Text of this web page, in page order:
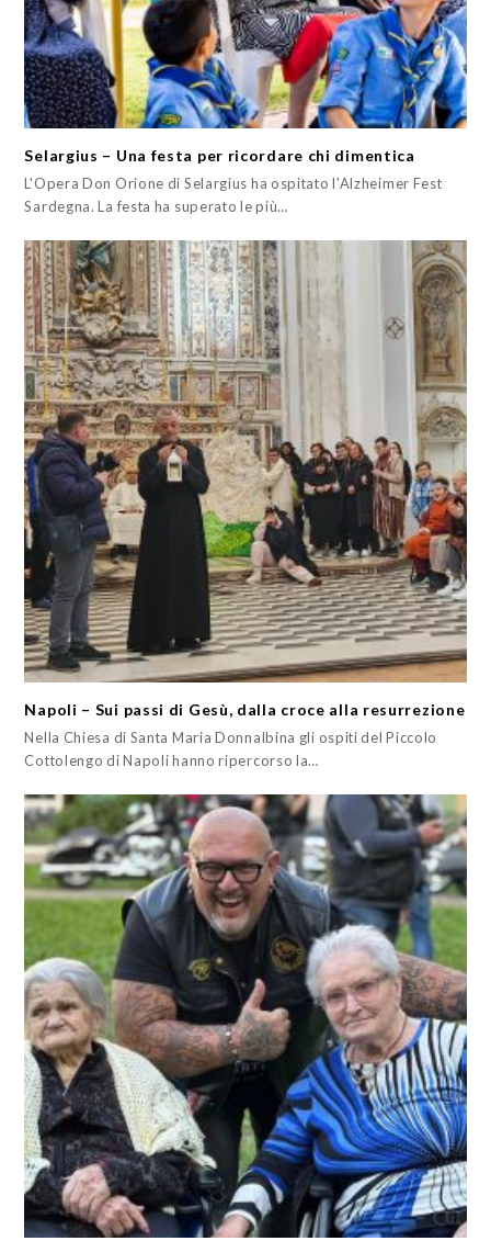
Selargius – Una festa per ricordare chi dimentica
L'Opera Don Orione di Selargius ha ospitato l'Alzheimer Fest
Sardegna. La festa ha superato le più…
Napoli – Sui passi di Gesù, dalla croce alla resurrezione
Nella Chiesa di Santa Maria Donnalbina gli ospiti del Piccolo
Cottolengo di Napoli hanno ripercorso la…